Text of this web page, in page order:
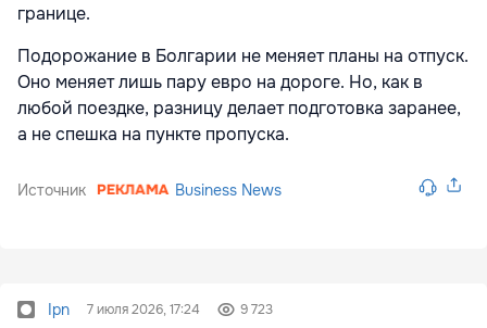
границе.
Подорожание в Болгарии не меняет планы на отпуск.
Оно меняет лишь пару евро на дороге. Но, как в
любой поездке, разницу делает подготовка заранее,
а не спешка на пункте пропуска.
Источник Business News
Ipn 7 июля 2026, 17:24 9 723